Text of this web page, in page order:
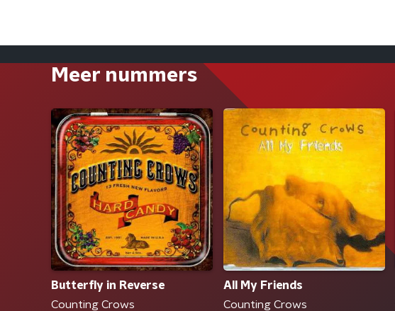
Meer nummers
Butterfly in Reverse
Counting Crows
All My Friends
Counting Crows